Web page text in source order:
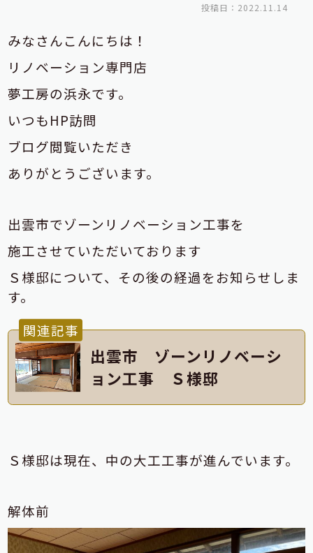
投稿日：2022.11.14
みなさんこんにちは！
リノベーション専門店
夢工房の浜永です。
いつもHP訪問
ブログ閲覧いただき
ありがとうございます。
出雲市でゾーンリノベーション工事を
施工させていただいております
Ｓ様邸について、その後の経過をお知らせしま
す。
関連記事
出雲市 ゾーンリノベーシ
ョン工事 Ｓ様邸
Ｓ様邸は現在、中の大工工事が進んでいます。
解体前